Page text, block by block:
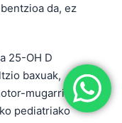
da, ez
25-OH D
baxuak,
mugarri
pediatriako